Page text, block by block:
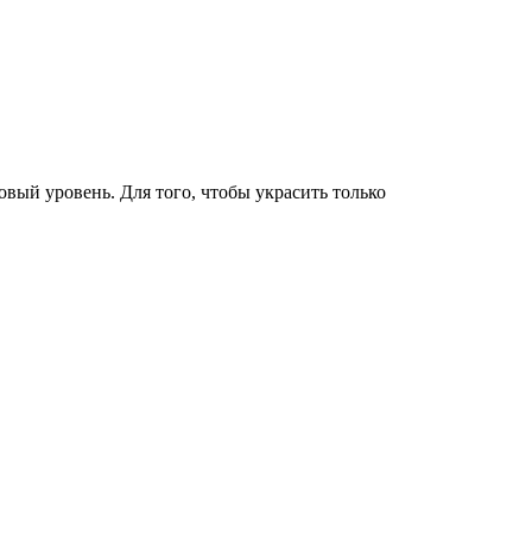
уровень. Для того, чтобы украсить только